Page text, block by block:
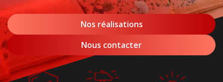
Nos réalisations
Nous contacter